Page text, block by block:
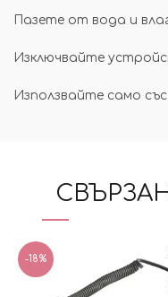
Пазете от вода и
Изключвайте
Използвайте само
-18%